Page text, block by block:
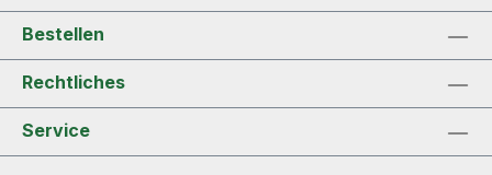
Bestellen
Rechtliches
Service